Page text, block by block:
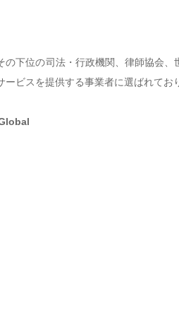
の下位の司法・行政機関、律師協会
ービスを提供する事業者に選ばれて